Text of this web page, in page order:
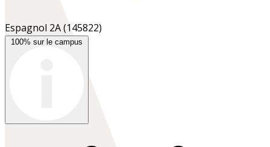
Espagnol 2A(145822)
100% sur le campus